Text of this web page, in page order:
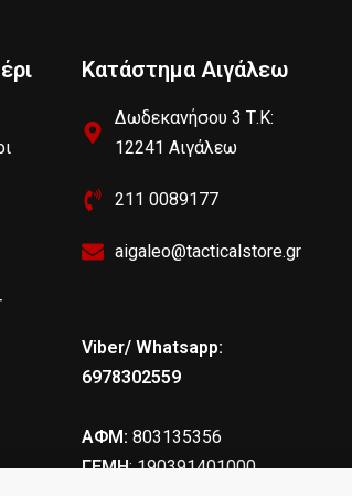
Κατάστημα Αιγάλεω
Δωδεκανήσου 3 Τ.Κ:
12241 Αιγάλεω
211 0089177
aigaleo@tacticalstore.gr
Viber/ Whatsapp:
6978302559
ΑΦΜ: 803135356
ΓΕΜΗ: 190391401000